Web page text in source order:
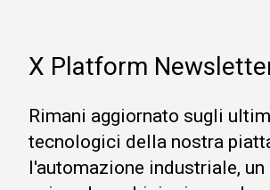
X Platform
Rimani aggiornato sugli
tecnologici della nostra
l'automazione industriale,